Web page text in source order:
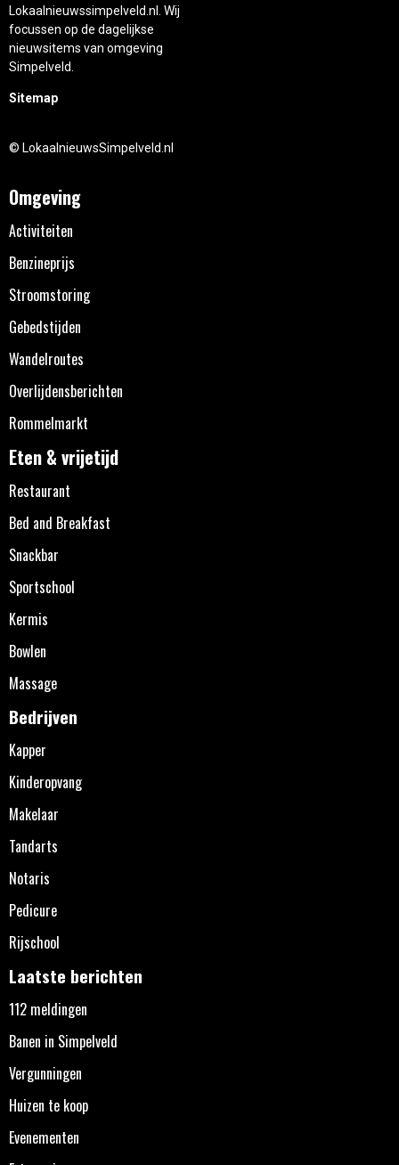
Lokaalnieuwssimpelveld.nl. Wij
focussen op de dagelijkse
nieuwsitems van omgeving
Simpelveld.
Sitemap
© LokaalnieuwsSimpelveld.nl
Omgeving
Activiteiten
Benzineprijs
Stroomstoring
Gebedstijden
Wandelroutes
Overlijdensberichten
Rommelmarkt
Eten & vrijetijd
Restaurant
Bed and Breakfast
Snackbar
Sportschool
Kermis
Bowlen
Massage
Bedrijven
Kapper
Kinderopvang
Makelaar
Tandarts
Notaris
Pedicure
Rijschool
Laatste berichten
112 meldingen
Banen in Simpelveld
Vergunningen
Huizen te koop
Evenementen